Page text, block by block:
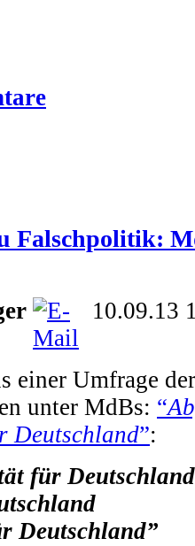
Falschpolitik:
10.09.13
einer Umfrage
unter MdBs: “
Deutschland”:
für
Deutschland”